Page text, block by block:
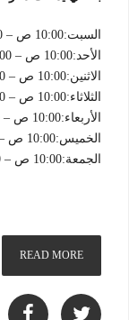
السبت:10:00 ص – 10:00 م.
الأحد:10:00 ص – 10:00 م.
الاثنين:10:00 ص – 10:00 م.
الثلاثاء:10:00 ص – 10:00 م.
الأربعاء:10:00 ص – 10:00 م.
الخميس:10:00 ص – 10:00 م.
الجمعة:10:00 ص – 10:00 م.
READ MORE